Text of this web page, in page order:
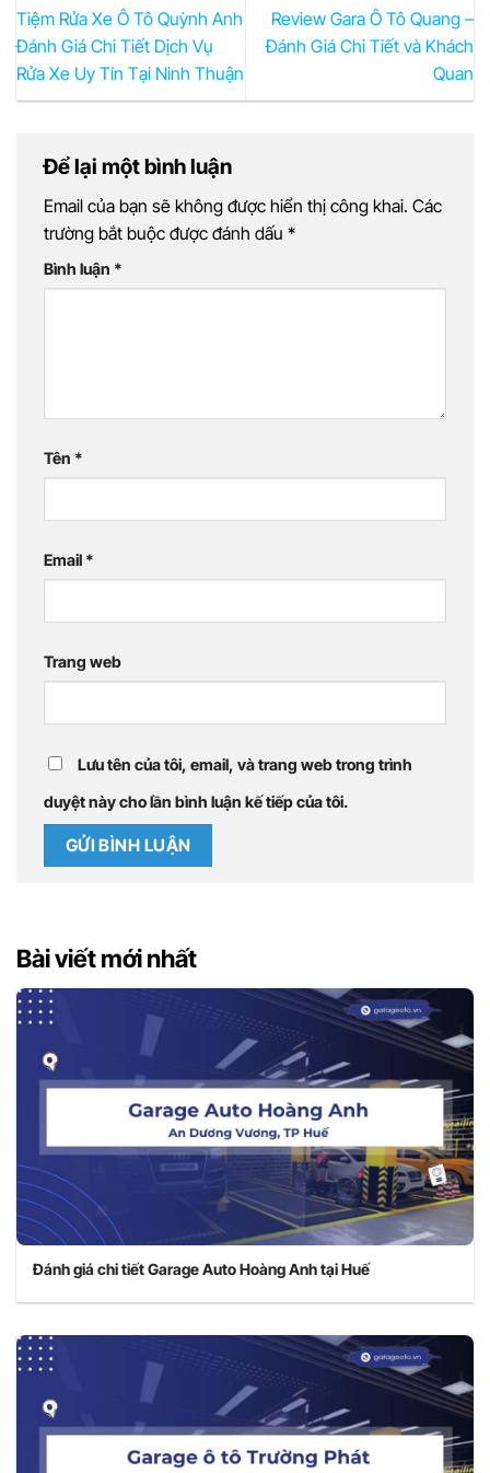
Tiệm Rửa Xe Ô Tô Quỳnh Anh
Đánh Giá Chi Tiết Dịch Vụ
Rửa Xe Uy Tín Tại Ninh Thuận
Review Gara Ô Tô Quang –
Đánh Giá Chi Tiết và Khách
Quan
Để lại một bình luận
Email của bạn sẽ không được hiển thị công khai. Các
trường bắt buộc được đánh dấu *
Bình luận *
Tên *
Email *
Trang web
Lưu tên của tôi, email, và trang web trong trình
duyệt này cho lần bình luận kế tiếp của tôi.
Bài viết mới nhất
Đánh giá chi tiết Garage Auto Hoàng Anh tại Huế